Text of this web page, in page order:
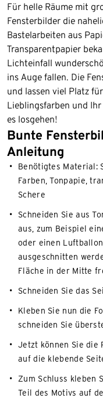
Für helle Räume mit
Fensterbilder die
Bastelarbeiten aus
Transparentpapier
Lichteinfall
ins Auge fallen. Die
und lassen viel Platz
Lieblingsfarben und
es losgehen!
Bunte
Anleitung
Benötigtes Material:
Farben, Tonpapie,
Schere
Schneiden Sie aus
aus, zum Beispiel
oder einen
ausgeschnitten
Fläche in der Mitte
Schneiden Sie das
Kleben Sie nun die
schneiden Sie
Jetzt können Sie die
auf die klebende
Zum Schluss kleben
Teil des Motivs auf